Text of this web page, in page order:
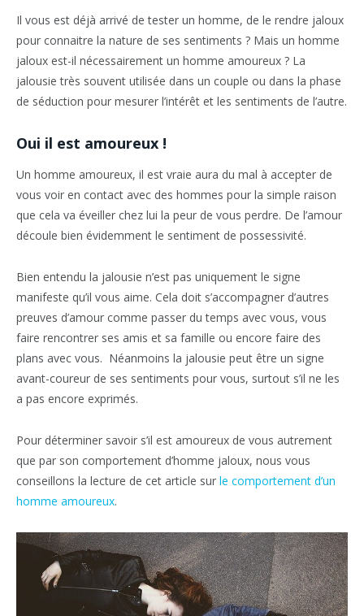
Il vous est déjà arrivé de tester un homme, de le rendre jaloux
pour connaitre la nature de ses sentiments ? Mais un homme
jaloux est-il nécessairement un homme amoureux ? La
jalousie très souvent utilisée dans un couple ou dans la phase
de séduction pour mesurer l’intérêt et les sentiments de l’autre.
Oui il est amoureux !
Un homme amoureux, il est vraie aura du mal à accepter de
vous voir en contact avec des hommes pour la simple raison
que cela va éveiller chez lui la peur de vous perdre. De l’amour
découle bien évidemment le sentiment de possessivité.
Bien entendu la jalousie n’est pas uniquement le signe
manifeste qu’il vous aime. Cela doit s’accompagner d’autres
preuves d’amour comme passer du temps avec vous, vous
faire rencontrer ses amis et sa famille ou encore faire des
plans avec vous. Néanmoins la jalousie peut être un signe
avant-coureur de ses sentiments pour vous, surtout s’il ne les
a pas encore exprimés.
Pour déterminer savoir s’il est amoureux de vous autrement
que par son comportement d’homme jaloux, nous vous
conseillons la lecture de cet article sur le comportement d’un
homme amoureux.